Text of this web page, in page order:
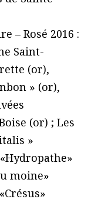
– Rosé 2016 :
Saint-
(or),
» (or),
(or) ; Les
»
moine»